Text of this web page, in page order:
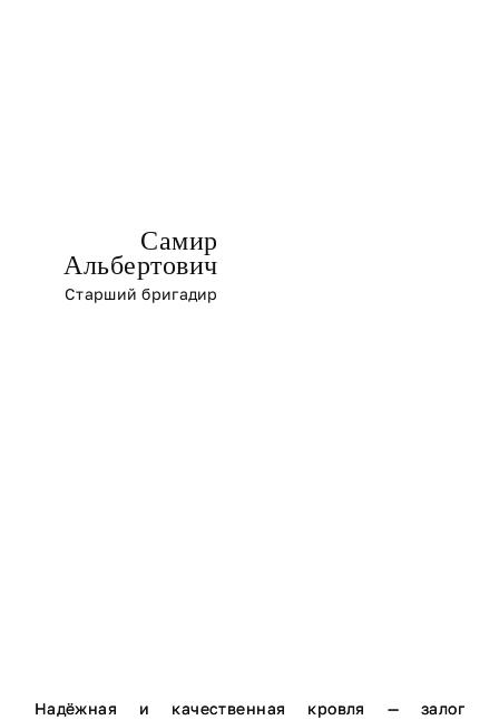
Самир
Альбертович
Старший бригадир
Надёжная и качественная кровля — залог